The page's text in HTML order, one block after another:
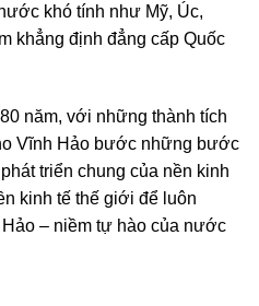
khó tính như Mỹ, Úc,
khẳng định đẳng cấp Quốc
năm, với những thành tích
Vĩnh Hảo bước những bước
triển chung của nền kinh
kinh tế thế giới để luôn
Hảo – niềm tự hào của nước